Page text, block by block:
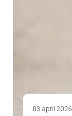
03 april 2026